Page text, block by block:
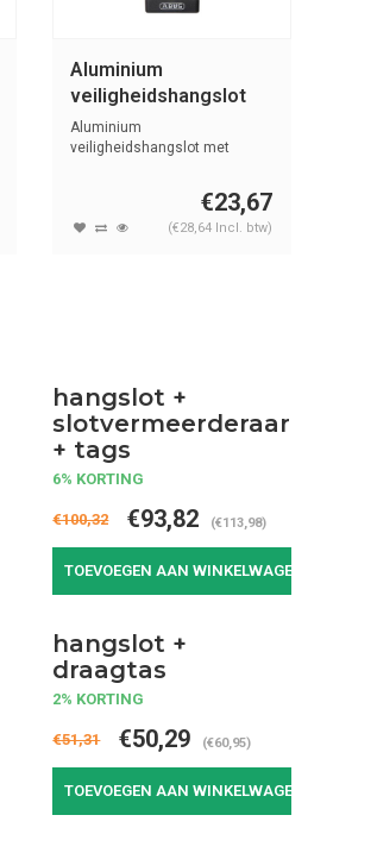
Aluminium
veiligheidshangslot
met zwarte cover
74/40 zwart
Aluminium
veiligheidshangslot met
€23,67
(€28,64 Incl. btw)
hangslot +
slotvermeerderaar
+ tags
6% KORTING
€100,32 €93,82 (€113,98)
TOEVOEGEN AAN WINKELWAGEN
hangslot +
draagtas
2% KORTING
€51,31 €50,29 (€60,95)
TOEVOEGEN AAN WINKELWAGEN